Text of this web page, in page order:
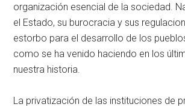
organización esencial de la sociedad.
el Estado, su burocracia y sus
estorbo para el desarrollo de los
como se ha venido haciendo en los
nuestra historia.
La privatización de las instituciones de